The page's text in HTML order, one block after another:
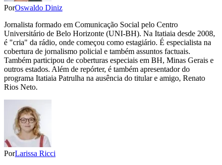
PorOswaldo Diniz
Jornalista formado em Comunicação Social pelo Centro
Universitário de Belo Horizonte (UNI-BH). Na Itatiaia desde 2008,
é "cria" da rádio, onde começou como estagiário. É especialista na
cobertura de jornalismo policial e também assuntos factuais.
Também participou de coberturas especiais em BH, Minas Gerais e
outros estados. Além de repórter, é também apresentador do
programa Itatiaia Patrulha na ausência do titular e amigo, Renato
Rios Neto.
PorLarissa Ricci